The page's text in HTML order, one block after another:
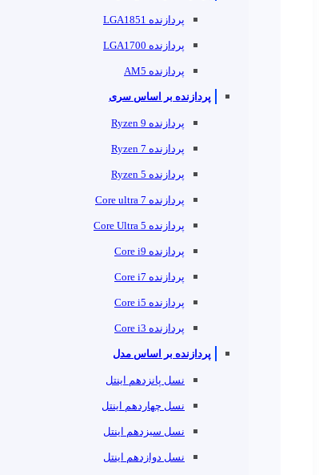
پردازنده LGA1851
پردازنده LGA1700
پردازنده AM5
پردازنده بر اساس سری
پردازنده Ryzen 9
پردازنده Ryzen 7
پردازنده Ryzen 5
پردازنده Core ultra 7
پردازنده Core Ultra 5
پردازنده Core i9
پردازنده Core i7
پردازنده Core i5
پردازنده Core i3
پردازنده بر اساس مدل
نسل پانزدهم اینتل
نسل چهاردهم اینتل
نسل سیزدهم اینتل
نسل دوازدهم اینتل